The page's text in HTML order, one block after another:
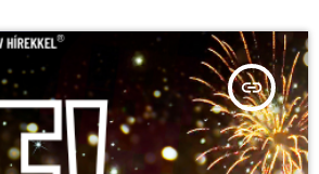
insert_link